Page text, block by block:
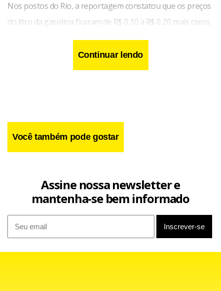
Nos postos do Rio, a reportagem constatou que os preços
do litro da gasolina ficaram de R$ 0,10 a R$ 0,20 mais caros.
O produto estava sendo vendido de R$ 3,59 a R$ 3,79 em
bairros do centro e das zonas sul e norte da cidade. No
bairro da Tijuca, na zona norte, o gerente do posto
Continuar lendo
Você também pode gostar
Assine nossa newsletter e
mantenha-se bem informado